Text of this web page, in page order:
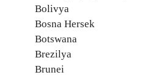
Bolivya
Bosna Hersek
Botswana
Brezilya
Brunei